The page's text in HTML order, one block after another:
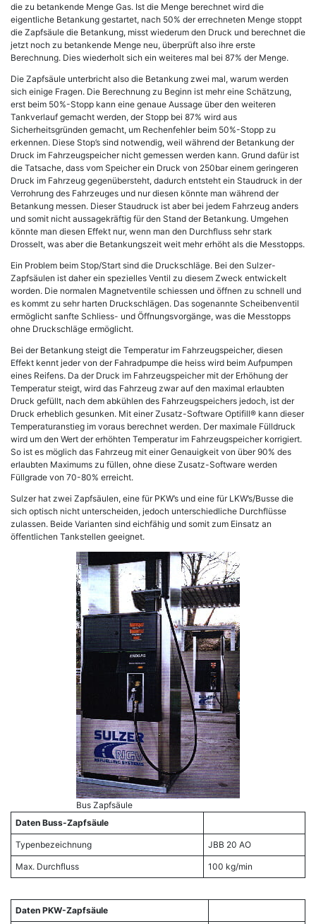
die zu betankende Menge Gas. Ist die Menge berechnet wird die
eigentliche Betankung gestartet, nach 50% der errechneten Menge stoppt
die Zapfsäule die Betankung, misst wiederum den Druck und berechnet die
jetzt noch zu betankende Menge neu, überprüft also ihre erste
Berechnung. Dies wiederholt sich ein weiteres mal bei 87% der Menge.
Die Zapfsäule unterbricht also die Betankung zwei mal, warum werden
sich einige Fragen. Die Berechnung zu Beginn ist mehr eine Schätzung,
erst beim 50%-Stopp kann eine genaue Aussage über den weiteren
Tankverlauf gemacht werden, der Stopp bei 87% wird aus
Sicherheitsgründen gemacht, um Rechenfehler beim 50%-Stopp zu
erkennen. Diese Stop’s sind notwendig, weil während der Betankung der
Druck im Fahrzeugspeicher nicht gemessen werden kann. Grund dafür ist
die Tatsache, dass vom Speicher ein Druck von 250bar einem geringeren
Druck im Fahrzeug gegenübersteht, dadurch entsteht ein Staudruck in der
Verrohrung des Fahrzeuges und nur diesen könnte man während der
Betankung messen. Dieser Staudruck ist aber bei jedem Fahrzeug anders
und somit nicht aussagekräftig für den Stand der Betankung. Umgehen
könnte man diesen Effekt nur, wenn man den Durchfluss sehr stark
Drosselt, was aber die Betankungszeit weit mehr erhöht als die Messtopps.
Ein Problem beim Stop/Start sind die Druckschläge. Bei den Sulzer-
Zapfsäulen ist daher ein spezielles Ventil zu diesem Zweck entwickelt
worden. Die normalen Magnetventile schiessen und öffnen zu schnell und
es kommt zu sehr harten Druckschlägen. Das sogenannte Scheibenventil
ermöglicht sanfte Schliess- und Öffnungsvorgänge, was die Messtopps
ohne Druckschläge ermöglicht.
Bei der Betankung steigt die Temperatur im Fahrzeugspeicher, diesen
Effekt kennt jeder von der Fahradpumpe die heiss wird beim Aufpumpen
eines Reifens. Da der Druck im Fahrzeugspeicher mit der Erhöhung der
Temperatur steigt, wird das Fahrzeug zwar auf den maximal erlaubten
Druck gefüllt, nach dem abkühlen des Fahrzeugspeichers jedoch, ist der
Druck erheblich gesunken. Mit einer Zusatz-Software Optifill® kann dieser
Temperaturanstieg im voraus berechnet werden. Der maximale Fülldruck
wird um den Wert der erhöhten Temperatur im Fahrzeugspeicher korrigiert.
So ist es möglich das Fahrzeug mit einer Genauigkeit von über 90% des
erlaubten Maximums zu füllen, ohne diese Zusatz-Software werden
Füllgrade von 70-80% erreicht.
Sulzer hat zwei Zapfsäulen, eine für PKW’s und eine für LKW’s/Busse die
sich optisch nicht unterscheiden, jedoch unterschiedliche Durchflüsse
zulassen. Beide Varianten sind eichfähig und somit zum Einsatz an
öffentlichen Tankstellen geeignet.
Bus Zapfsäule
Daten Buss-Zapfsäule
Typenbezeichnung JBB 20 AO
Max. Durchfluss 100 kg/min
Daten PKW-Zapfsäule